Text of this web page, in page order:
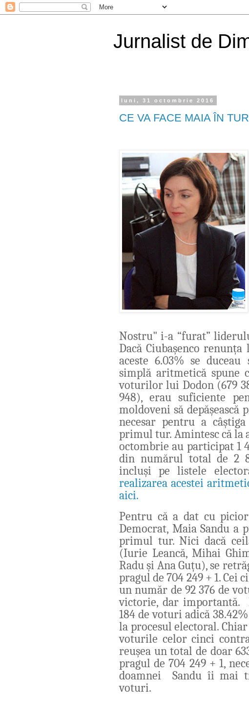
Jurnalist de
luni, 31 octombrie 2016
CE VA FACE MAIA ÎN
Nostru" i-a “furat”
Dacă Ciubașenco
aceste6.03% se duceau
simplă aritmetică spune
voturilor lui Dodon (679
948), erau suficiente
moldoveni să depășească
necesar pentru a
primul tur. Amintesc că la
octombrie au participat 1
din numărul total de 2
incluși pe listele
realizarea acestei
aici.
Pentru că a dat cu
Democrat, Maia Sandu a
primul tur. Nici dacă
(Iurie Leancă, Mihai
Radu și Ana Guțu), se
pragul de 704 249 + 1. Cei
un număr de 92 376 de
victorie, dar importantă.
184 de voturi adică
la procesul electoral.
voturile celor cinci
reușea un total de doar
pragul de 704 249 + 1,
doamnei Sandu îi mai
voturi.